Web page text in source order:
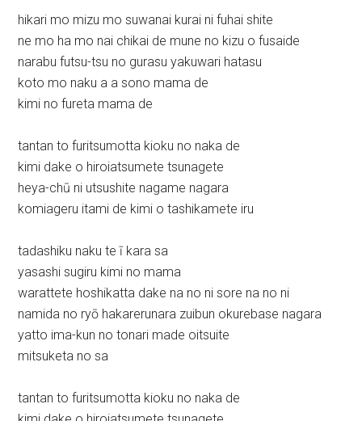
hikari mo mizu mo suwanai kurai ni fuhai shite
ne mo ha mo nai chikai de mune no kizu o fusaide
narabu futsu-tsu no gurasu yakuwari hatasu
koto mo naku a a sono mama de
kimi no fureta mama de
tantan to furitsumotta kioku no naka de
kimi dake o hiroiatsumete tsunagete
heya-chū ni utsushite nagame nagara
komiageru itami de kimi o tashikamete iru
tadashiku naku te ī kara sa
yasashi sugiru kimi no mama
warattete hoshikatta dake na no ni sore na no ni
namida no ryō hakarerunara zuibun okurebase nagara
yatto ima-kun no tonari made oitsuite
mitsuketa no sa
tantan to furitsumotta kioku no naka de